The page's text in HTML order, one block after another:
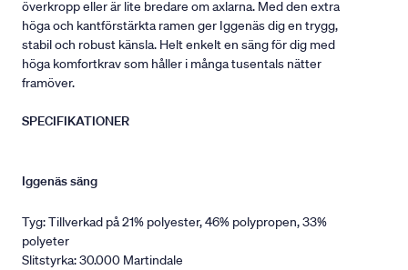
överkropp eller är lite bredare om axlarna. Med den extra
höga och kantförstärkta ramen ger Iggenäs dig en trygg,
stabil och robust känsla. Helt enkelt en säng för dig med
höga komfortkrav som håller i många tusentals nätter
framöver.
SPECIFIKATIONER
Iggenäs säng
Tyg: Tillverkad på 21% polyester, 46% polypropen, 33%
polyeter
Slitstyrka: 30.000 Martindale